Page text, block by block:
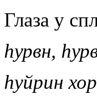
Глаза у
hурвн,
hуйрин